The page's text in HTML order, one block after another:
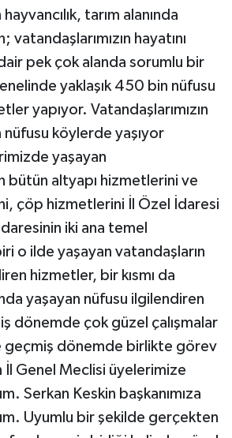
tarım alanında
hayatını
pek çok alanda sorumlu bir
yaklaşık 450 bin nüfusu
yapıyor. Vatandaşlarımızın
nüfusu köylerde yaşıyor
yaşayan
bütün altyapı hizmetlerini ve
çöp hizmetlerini İl Özel İdaresi
iki ana temel
o ilde yaşayan vatandaşların
hizmetler, bir kısmı da
yaşayan nüfusu ilgilendiren
dönemde çok güzel çalışmalar
geçmiş dönemde birlikte görev
İl Genel Meclisi üyelerimize
Serkan Keskin başkanımıza
Uyumlu bir şekilde gerçekten